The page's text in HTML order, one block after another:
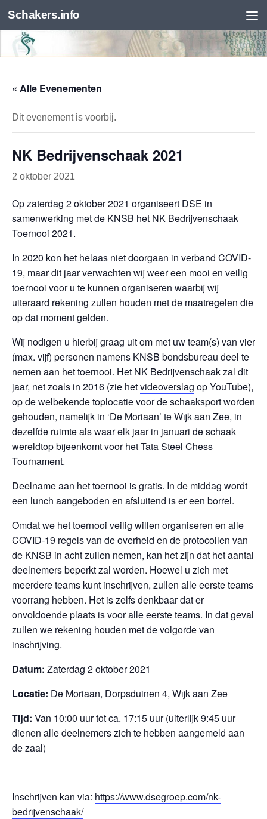
Skip to content
Schakers.info
« Alle Evenementen
Dit evenement is voorbij.
NK Bedrijvenschaak 2021
2 oktober 2021
Op zaterdag 2 oktober 2021 organiseert DSE in
samenwerking met de KNSB het NK Bedrijvenschaak
Toernooi 2021.
In 2020 kon het helaas niet doorgaan in verband COVID-
19, maar dit jaar verwachten wij weer een mooi en veilig
toernooi voor u te kunnen organiseren waarbij wij
uiteraard rekening zullen houden met de maatregelen die
op dat moment gelden.
Wij nodigen u hierbij graag uit om met uw team(s) van vier
(max. vijf) personen namens KNSB bondsbureau deel te
nemen aan het toernooi. Het NK Bedrijvenschaak zal dit
jaar, net zoals in 2016 (zie hetvideoverslag op YouTube),
op de welbekende toplocatie voor de schaaksport worden
gehouden, namelijk in ‘De Moriaan’ te Wijk aan Zee, in
dezelfde ruimte als waar elk jaar in januari de schaak
wereldtop bijeenkomt voor het Tata Steel Chess
Tournament.
Deelname aan het toernooi is gratis. In de middag wordt
een lunch aangeboden en afsluitend is er een borrel.
Omdat we het toernooi veilig willen organiseren en alle
COVID-19 regels van de overheid en de protocollen van
de KNSB in acht zullen nemen, kan het zijn dat het aantal
deelnemers beperkt zal worden. Hoewel u zich met
meerdere teams kunt inschrijven, zullen alle eerste teams
voorrang hebben. Het is zelfs denkbaar dat er
onvoldoende plaats is voor alle eerste teams. In dat geval
zullen we rekening houden met de volgorde van
inschrijving.
Datum: Zaterdag 2 oktober 2021
Locatie: De Moriaan, Dorpsduinen 4, Wijk aan Zee
Tijd: Van 10:00 uur tot ca. 17:15 uur (uiterlijk 9:45 uur
dienen alle deelnemers zich te hebben aangemeld aan
de zaal)
Inschrijven kan via: https://www.dsegroep.com/nk-
bedrijvenschaak/